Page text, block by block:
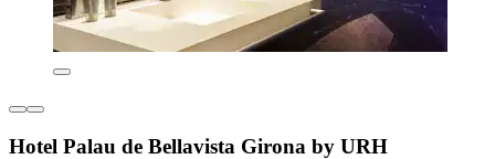
Hotel Palau de Bellavista Girona by URH